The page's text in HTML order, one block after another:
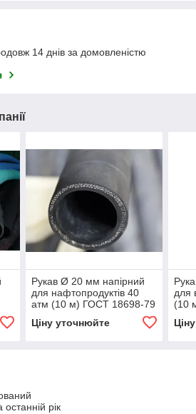
14 днів за домовленістю
Рукав Ø 20 мм напірний
для нафтопродуктів 40
атм (10 м) ГОСТ 18698-79
Ціну уточнюйте
для
(10
останній рік